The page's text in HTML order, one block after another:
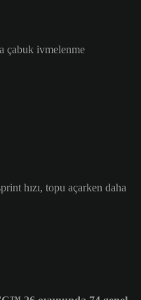
çabuk ivmelenme
hızı, topu açarken daha